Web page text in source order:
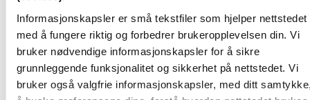
Informasjonskapsler er små tekstfiler som hjelper nettstedet
med å fungere riktig og forbedrer brukeropplevelsen din. Vi
bruker nødvendige informasjonskapsler for å sikre
grunnleggende funksjonalitet og sikkerhet på nettstedet. Vi
bruker også valgfrie informasjonskapsler, med ditt
Gå til:Media
Mediekontakt
Nyheter
Kort om Hydro
Temasider
Bilder og video